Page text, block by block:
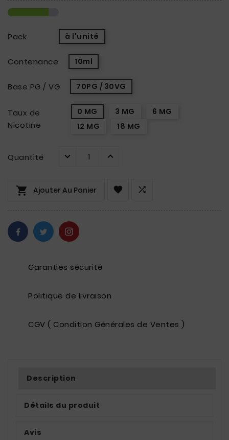
Pack à l'unité
Contenance 10ml
Base PG / VG 70PG / 30VG
Taux de
Nicotine
0 MG 3 MG
6 MG
12 MG
18 MG
Quantité
 Ajouter Au Panier  
Garanties sécurité
Politique de livraison
CGV ( Condition Générales de Ventes )
Description
Détails du produit
Avis